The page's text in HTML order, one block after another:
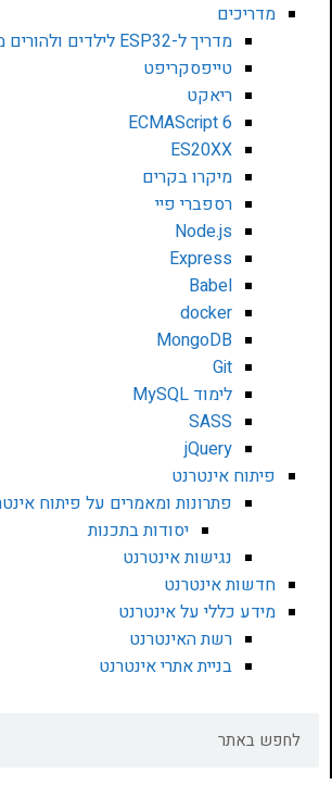
מדריכים
מדריך ל-ESP32 לילדים ולהורים מאפס
טייפסקריפט
ריאקט
ECMAScript 6
ES20XX
מיקרו בקרים
רספברי פיי
Node.js
Express
Babel
docker
MongoDB
Git
לימוד MySQL
SASS
jQuery
פיתוח אינטרנט
פתרונות ומאמרים על פיתוח
יסודות בתכנות
נגישות אינטרנט
חדשות אינטרנט
מידע כללי על אינטרנט
רשת האינטרנט
בניית אתרי אינטרנט